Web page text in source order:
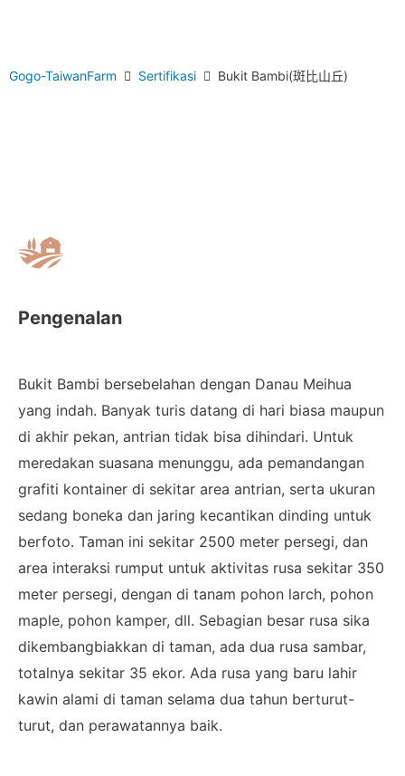
Gogo-TaiwanFarm Sertifikasi Bukit Bambi(斑比山丘)
Pengenalan
Bukit Bambi bersebelahan dengan Danau Meihua
yang indah. Banyak turis datang di hari biasa maupun
di akhir pekan, antrian tidak bisa dihindari. Untuk
meredakan suasana menunggu, ada pemandangan
grafiti kontainer di sekitar area antrian, serta ukuran
sedang boneka dan jaring kecantikan dinding untuk
berfoto. Taman ini sekitar 2500 meter persegi, dan
area interaksi rumput untuk aktivitas rusa sekitar 350
meter persegi, dengan di tanam pohon larch, pohon
maple, pohon kamper, dll. Sebagian besar rusa sika
dikembangbiakkan di taman, ada dua rusa sambar,
totalnya sekitar 35 ekor. Ada rusa yang baru lahir
kawin alami di taman selama dua tahun berturut-
turut, dan perawatannya baik.